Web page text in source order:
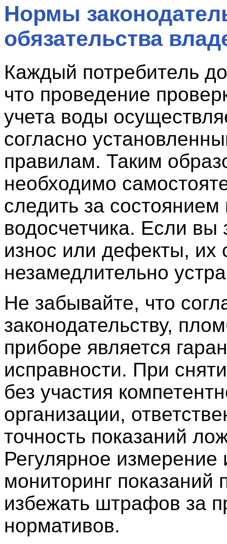
Нормы
обязательства
Каждый потребитель
что проведение
учета воды
согласно
правилам. Таким
необходимо
следить за состоянием
водосчетчика. Если вы
износ или дефекты, их
незамедлительно
Не забывайте, что
законодательству,
приборе является
исправности. При
без участия
организации,
точность показаний
Регулярное измерение
мониторинг показаний
избежать штрафов за
нормативов.